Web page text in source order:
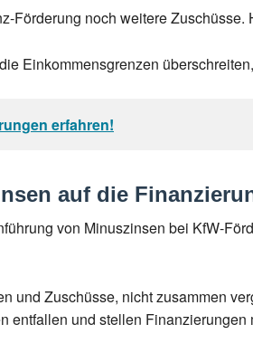
Förderung noch weitere
Einkommensgrenzen
erfahren!
auf die
von Minuszinsen bei KfW-
und Zuschüsse, nicht zusammen
entfallen und stellen